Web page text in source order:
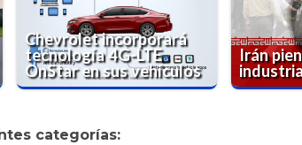
Chevrolet incorporará
tecnología 4G-LTE
OnStar en sus vehículos
Irán
categorías: